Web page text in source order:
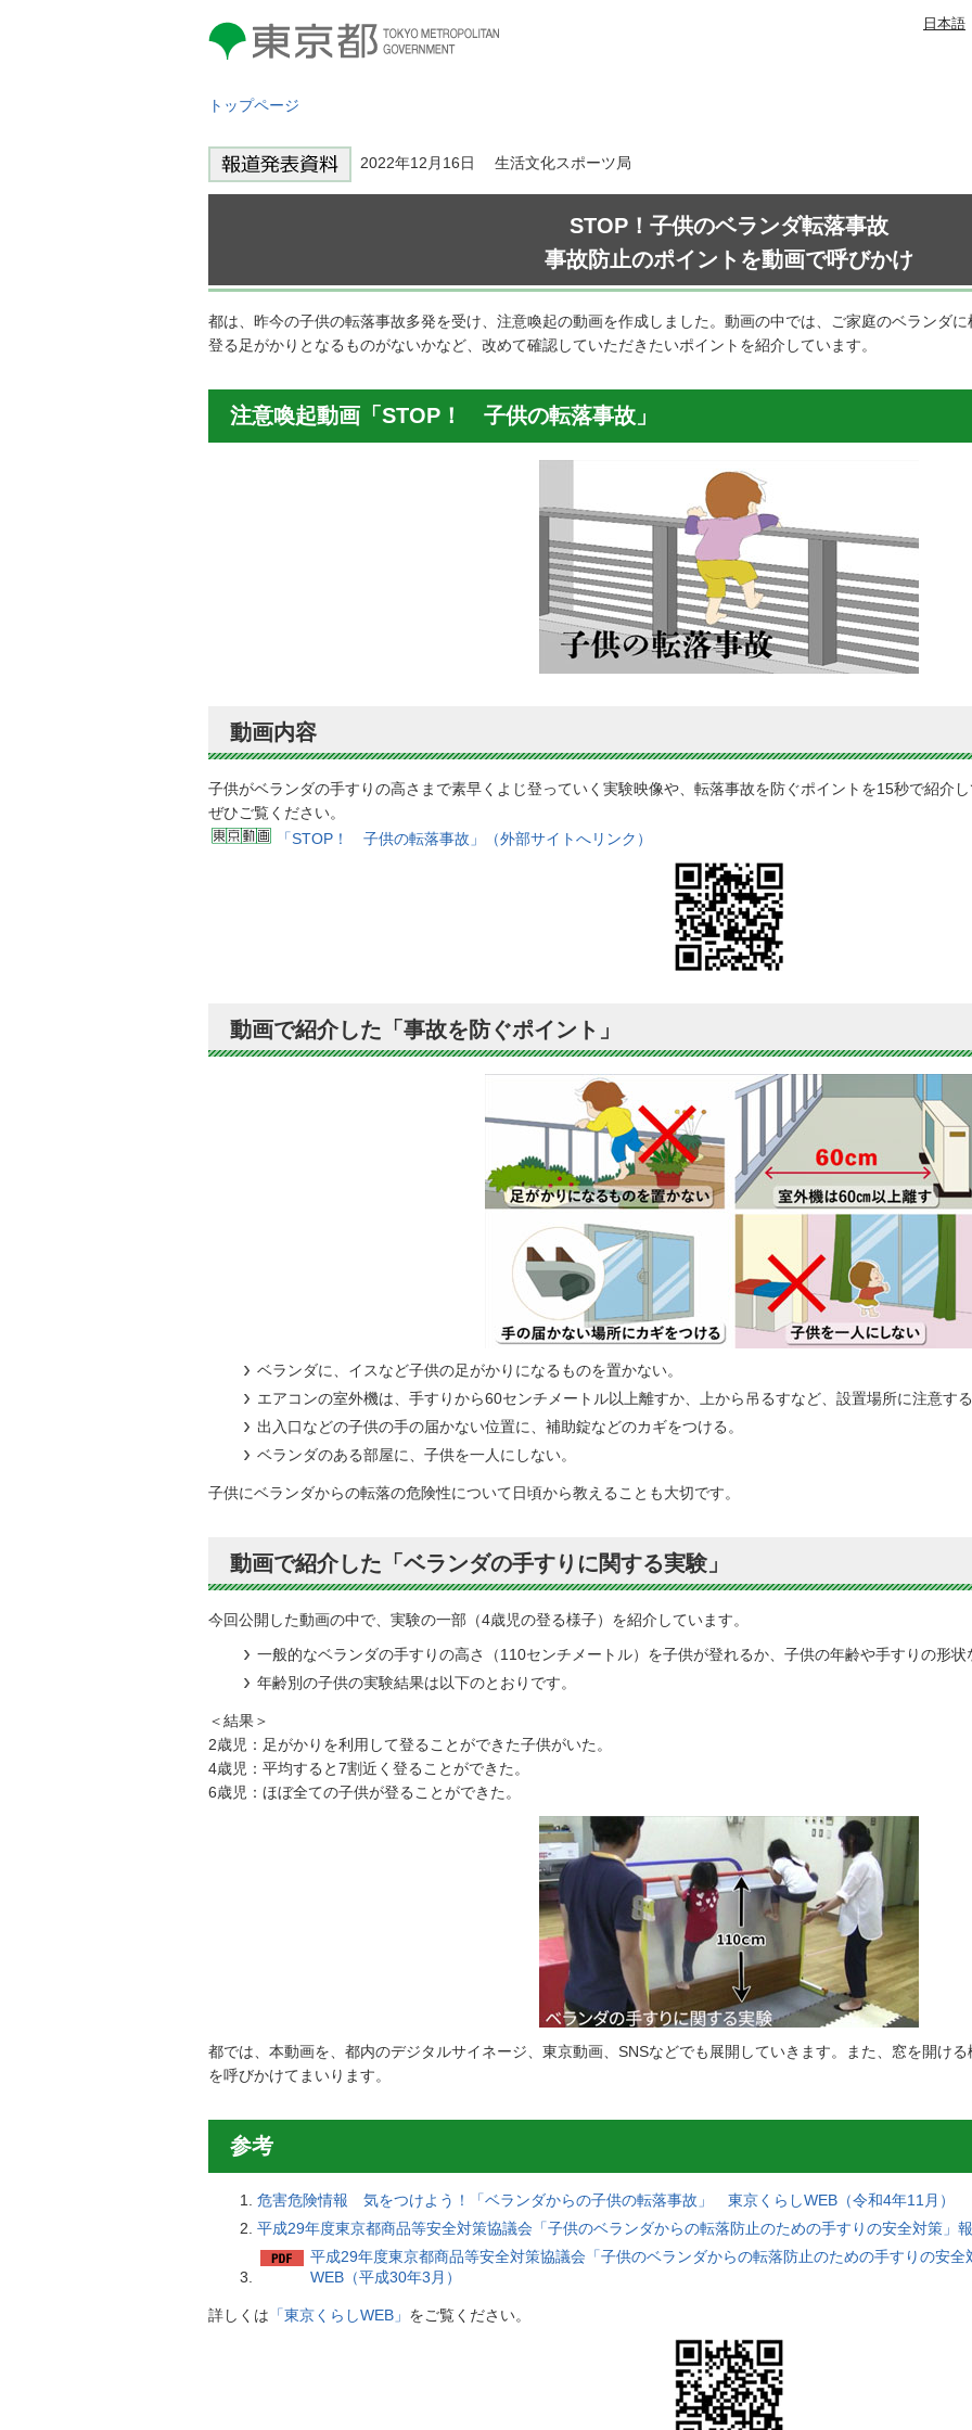
東京都 TOKYO METROPOLITAN
GOVERNMENT
日本語
トップページ
2022年12月16日 生活文化スポーツ局
STOP！子供のベランダ転落事故
事故防止のポイントを動画で呼びかけ
都は、昨今の子供の転落事故多発を受け、注意喚起の動画を作成しました。動画の中では、ご家庭のベランダ
登る足がかりとなるものがないかなど、改めて確認していただきたいポイントを紹介しています。
注意喚起動画「STOP！ 子供の転落事故」
動画内容
子供がベランダの手すりの高さまで素早くよじ登っていく実験映像や、転落事故を防ぐポイントを15秒で紹介
ぜひご覧ください。
「STOP！ 子供の転落事故」（外部サイトへリンク）
動画で紹介した「事故を防ぐポイント」
ベランダに、イスなど子供の足がかりになるものを置かない。
エアコンの室外機は、手すりから60センチメートル以上離すか、上から吊るすなど、設置場所に注意す
出入口などの子供の手の届かない位置に、補助錠などのカギをつける。
ベランダのある部屋に、子供を一人にしない。
子供にベランダからの転落の危険性について日頃から教えることも大切です。
動画で紹介した「ベランダの手すりに関する実験」
今回公開した動画の中で、実験の一部（4歳児の登る様子）を紹介しています。
一般的なベランダの手すりの高さ（110センチメートル）を子供が登れるか、子供の年齢や手すりの形
年齢別の子供の実験結果は以下のとおりです。
＜結果＞
2歳児：足がかりを利用して登ることができた子供がいた。
4歳児：平均すると7割近く登ることができた。
6歳児：ほぼ全ての子供が登ることができた。
都では、本動画を、都内のデジタルサイネージ、東京動画、SNSなどでも展開していきます。また、窓を開け
を呼びかけてまいります。
参考
危害危険情報 気をつけよう！「ベランダからの子供の転落事故」 東京くらしWEB（令和4年11月）
平成29年度東京都商品等安全対策協議会「子供のベランダからの転落防止のための手すりの安全対策
平成29年度東京都商品等安全対策協議会「子供のベランダからの転落防止のための手すりの安
WEB（平成30年3月）
詳しくは 「東京くらしWEB」 をご覧ください。